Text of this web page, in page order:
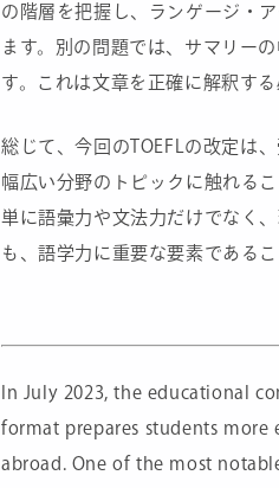
の階層を把握し、ランゲージ・
ます。別の問題では、サマリー
す。これは文章を正確に解釈す
総じて、今回のTOEFLの改定は
幅広い分野のトピックに触れる
単に語彙力や文法力だけでなく
も、語学力に重要な要素である
In July 2023, the educational
format prepares students
abroad. One of the most